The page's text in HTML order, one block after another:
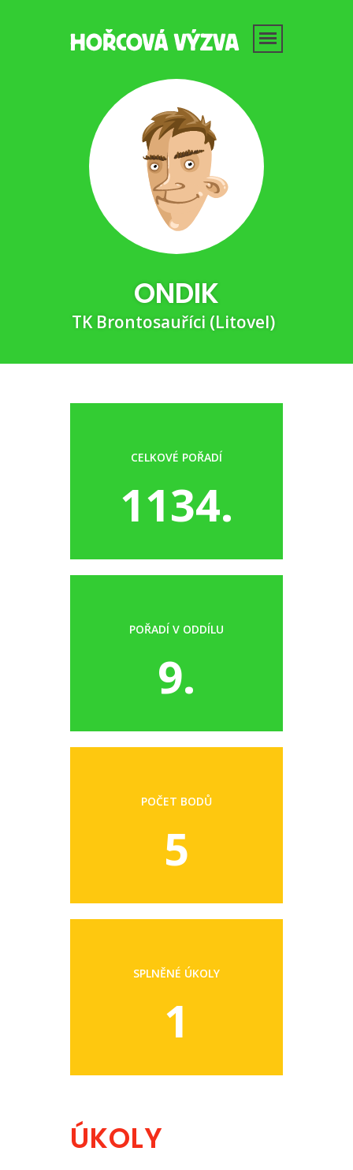
ONDIK
TK Brontosauříci (Litovel)
CELKOVÉ POŘADÍ
1134.
POŘADÍ V ODDÍLU
9.
POČET BODŮ
5
SPLNĚNÉ ÚKOLY
1
ÚKOLY